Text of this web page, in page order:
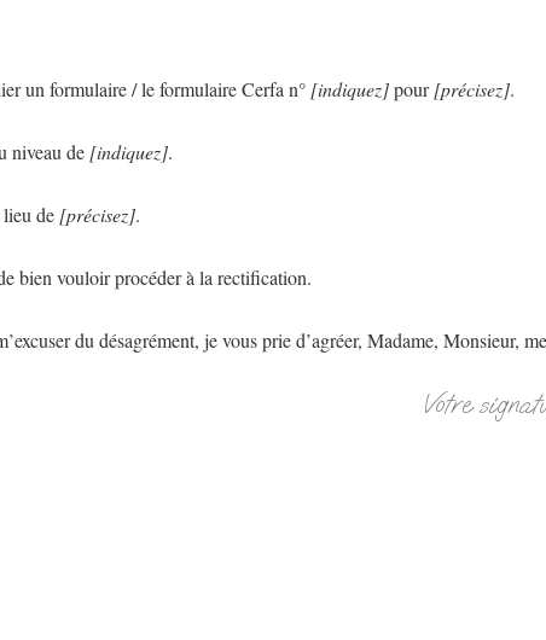
un formulaire / le formulaire Cerfa n° [indiquez]pour[précisez].
niveau de [indiquez].
de [précisez].
bien vouloir procéder à la rectification.
du désagrément, je vous prie d’agréer, Madame, Monsieur,
Votre